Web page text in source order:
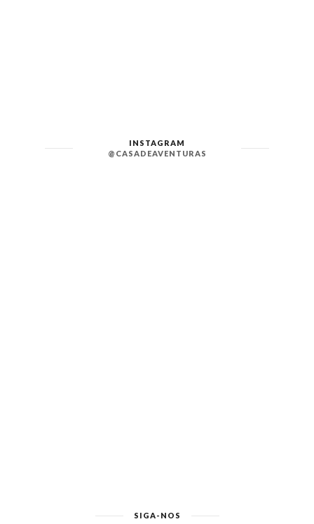
INSTAGRAM
@CASADEAVENTURAS
SIGA-NOS